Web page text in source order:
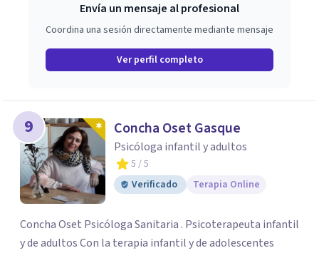
Envía un mensaje al profesional
Coordina una sesión directamente mediante mensaje
Ver perfil completo
9 Concha Oset Gasque
Psicóloga infantil y adultos
5 / 5
Verificado
Terapia Online
Concha Oset Psicóloga Sanitaria . Psicoterapeuta infantil
y de adultos Con la terapia infantil y de adolescentes